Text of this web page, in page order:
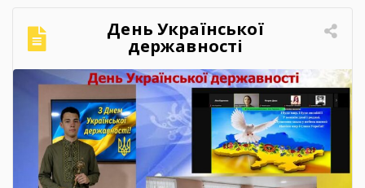
День Української
державності